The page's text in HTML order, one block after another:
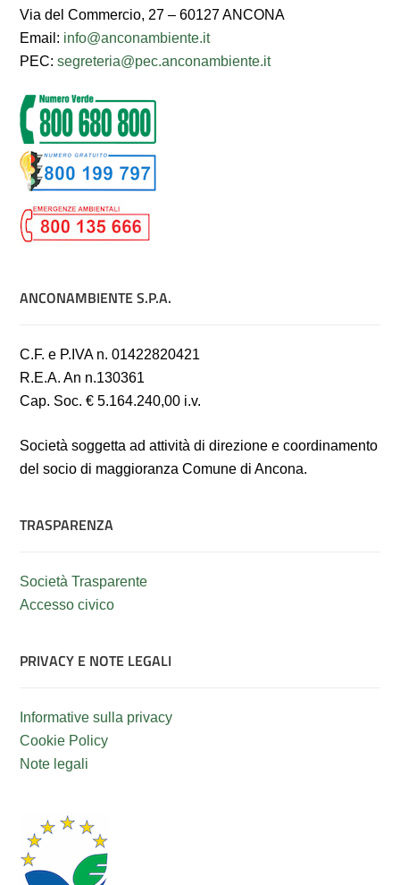
Via del Commercio, 27 – 60127 ANCONA
Email: info@anconambiente.it
PEC:segreteria@pec.anconambiente.it
ANCONAMBIENTE S.P.A.
C.F. e P.IVA n. 01422820421
R.E.A. An n.130361
Cap. Soc. € 5.164.240,00 i.v.
Società soggetta ad attività di direzione e coordinamento
del socio di maggioranza Comune di Ancona.
TRASPARENZA
Società Trasparente
Accesso civico
PRIVACY E NOTE LEGALI
Informative sulla privacy
Cookie Policy
Note legali